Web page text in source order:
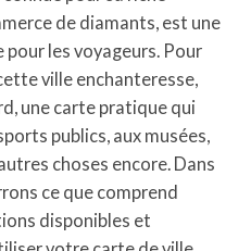
de diamants, est une
les voyageurs. Pour
ville enchanteresse,
une carte pratique qui
publics, aux musées,
choses encore. Dans
ce que comprend
disponibles et